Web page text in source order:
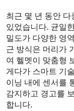
최근 몇 년 동안
있었습니다. 균일
밀도가 다양한 영
근 방식은 머리가
여 헬멧이 맞춤형
게다가 스마트 기
이닝 내에 센서를
감지하고 경고를
합니다.